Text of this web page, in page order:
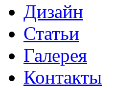
Дизайн
Статьи
Галерея
Контакты